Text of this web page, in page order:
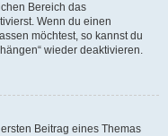
Bereich das
Wenn du einen
möchtest, so kannst du
wieder deaktivieren.
Beitrag eines Themas